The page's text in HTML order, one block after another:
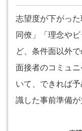
志望度が下がった
同僚」「理念や
ど、条件面以外
面接者のコミュ
いて、できれば
識した事前準備が